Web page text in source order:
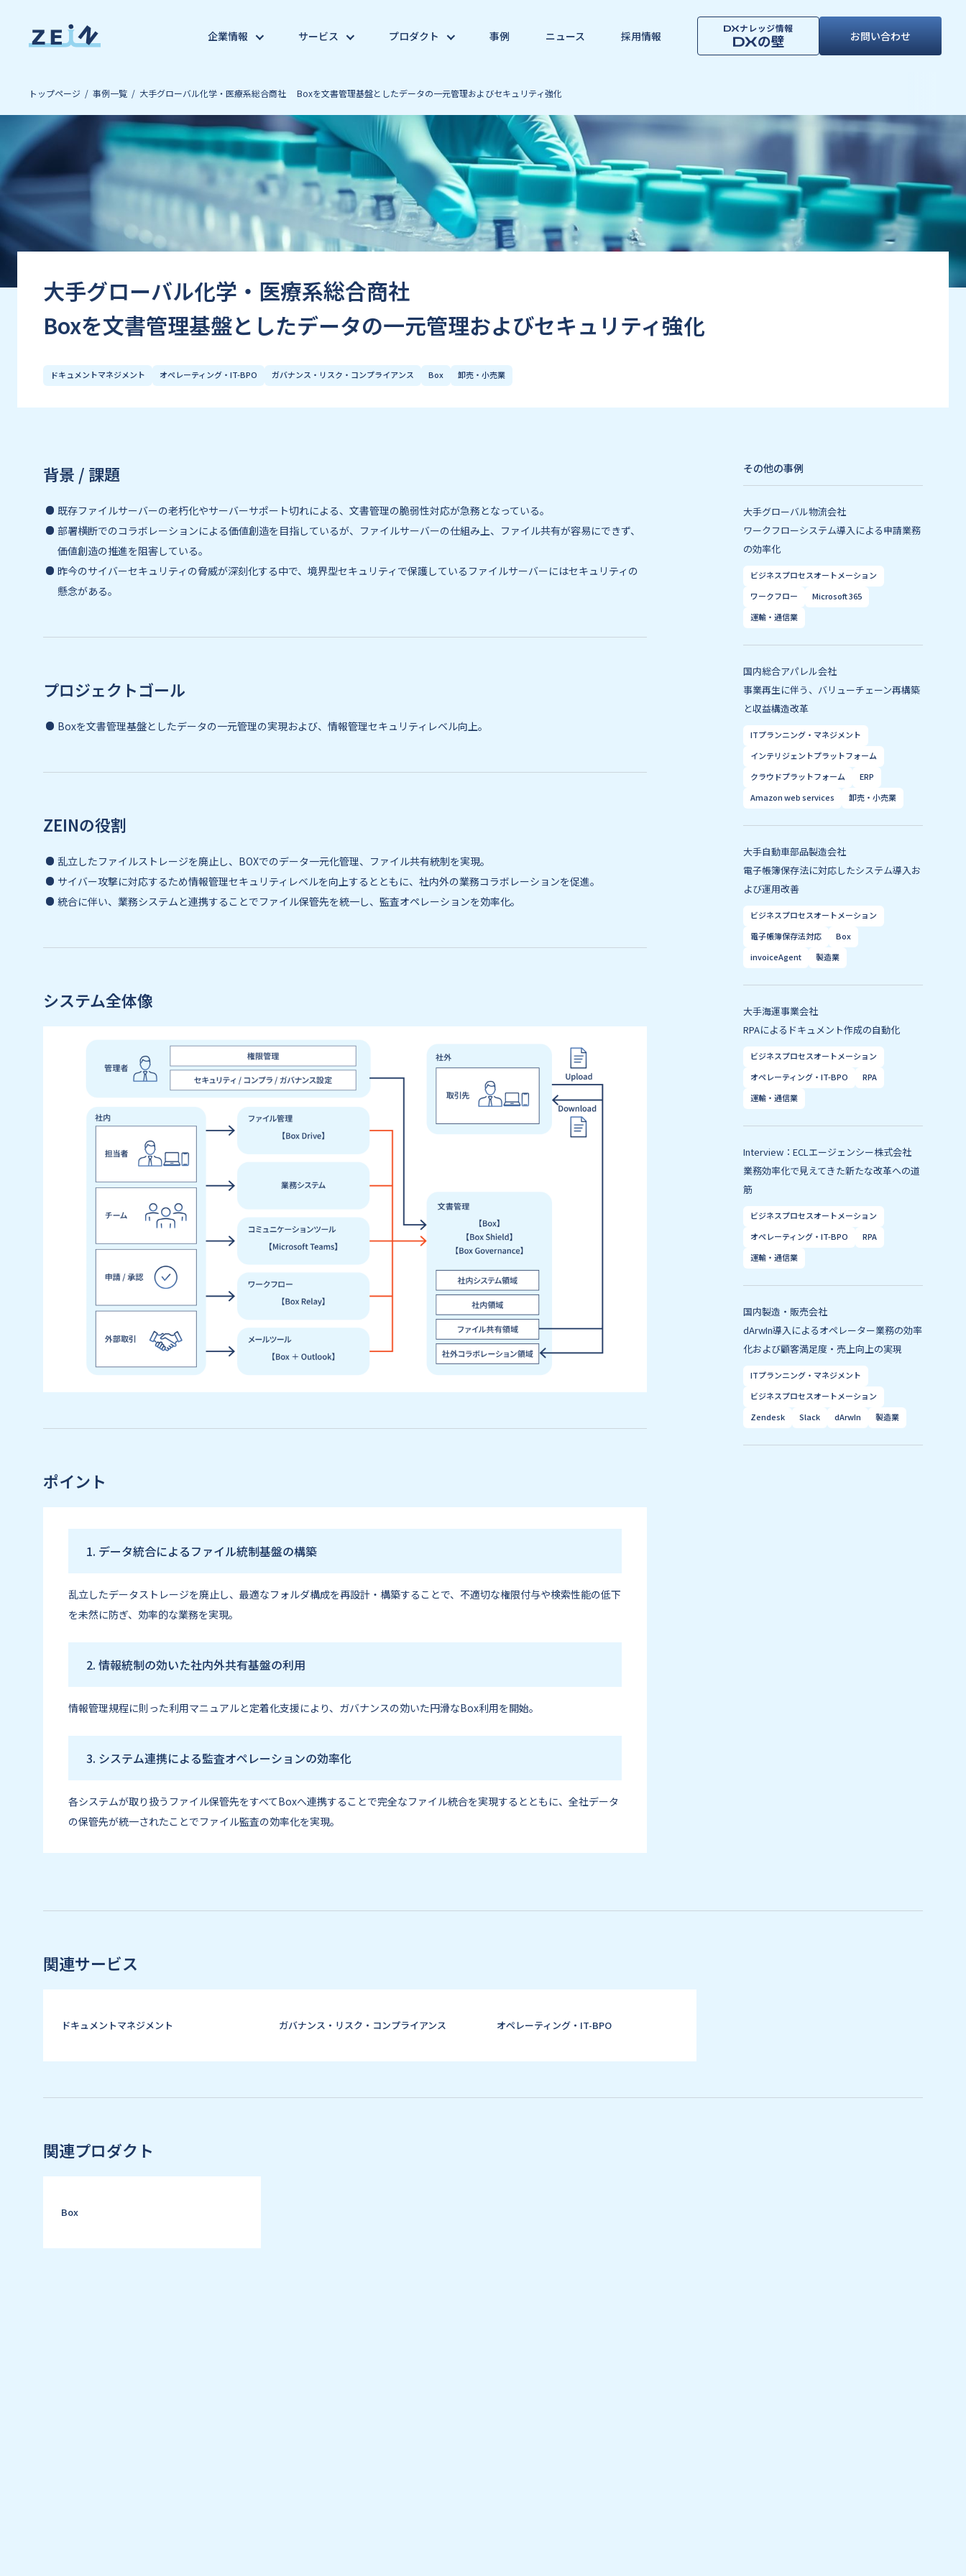
企業情報 サービス プロダクト 事例 ニュース 採用情報 お問い合わせ
トップページ 事例一覧 大手グローバル化学‧医療系総合商社 Boxを文書管理基盤としたデータの一元管理およびセキュリティ強化
大手グローバル化学‧医療系総合商社
Boxを文書管理基盤としたデータの一元管理およびセキュリティ強化
ドキュメントマネジメント オペレーティング・IT-BPO ガバナンス・リスク・コンプライアンス Box 卸売・小売業
背景 / 課題
既存ファイルサーバーの老朽化やサーバーサポート切れによる、文書管理の脆弱性対応が急務となっている。
部署横断でのコラボレーションによる価値創造を目指しているが、ファイルサーバーの仕組み上、ファイル共有が容易にできず、
価値創造の推進を阻害している。
昨今のサイバーセキュリティの脅威が深刻化する中で、境界型セキュリティで保護しているファイルサーバーにはセキュリティの
懸念がある。
プロジェクトゴール
Boxを文書管理基盤としたデータの一元管理の実現および、情報管理セキュリティレベル向上。
ZEINの役割
乱立したファイルストレージを廃止し、BOXでのデータ一元化管理、ファイル共有統制を実現。
サイバー攻撃に対応するため情報管理セキュリティレベルを向上するとともに、社内外の業務コラボレーションを促進。
統合に伴い、業務システムと連携することでファイル保管先を統一し、監査オペレーションを効率化。
システム全体像
ポイント
1. データ統合によるファイル統制基盤の構築
乱立したデータストレージを廃止し、最適なフォルダ構成を再設計・構築することで、不適切な権限付与や検索性能の低下
を未然に防ぎ、効率的な業務を実現。
2. 情報統制の効いた社内外共有基盤の利用
情報管理規程に則った利用マニュアルと定着化支援により、ガバナンスの効いた円滑なBox利用を開始。
3. システム連携による監査オペレーションの効率化
各システムが取り扱うファイル保管先をすべてBoxへ連携することで完全なファイル統合を実現するとともに、全社データ
の保管先が統一されたことでファイル監査の効率化を実現。
関連サービス
ドキュメントマネジメント ガバナンス・リスク・コンプライアンス オペレーティング・IT-BPO
関連プロダクト
Box
その他の事例
大手グローバル物流会社
ワークフローシステム導入による申請業務
の効率化​
ビジネスプロセスオートメーション
ワークフロー
Microsoft 365
運輸・通信業
国内総合アパレル会社
事業再生に伴う、バリューチェーン再構築
と収益構造改革​
ITプランニング・マネジメント
インテリジェントプラットフォーム
クラウドプラットフォーム
ERP
Amazon web services
卸売・小売業
大手自動車部品製造会社
電子帳簿保存法に対応したシステム導入お
よび運用改善​
ビジネスプロセスオートメーション
電子帳簿保存法対応
Box
invoiceAgent
製造業
大手海運事業会社
RPAによるドキュメント作成の自動化
ビジネスプロセスオートメーション
オペレーティング・IT-BPO
RPA
運輸・通信業
Interview：ECLエージェンシー株式会社
業務効率化で見えてきた新たな改革への道
筋
ビジネスプロセスオートメーション
オペレーティング・IT-BPO
RPA
運輸・通信業
国内製造・販売会社
dArwIn導入によるオペレーター業務の効率
化および顧客満足度・売上向上の実現
ITプランニング・マネジメント
ビジネスプロセスオートメーション
Zendesk
Slack dArwIn 製造業